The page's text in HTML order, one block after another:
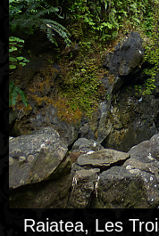
Raiatea, Les